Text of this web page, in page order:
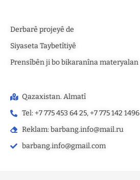
Derbarê projeyê de
Siyaseta Taybetîtiyê
Prensîbên ji bo bikaranîna materyalan
Qazaxistan. Almatî
Tel: +7 775 453 64 25, +7 775 142 1496‬
Reklam: barbang.info@mail.ru
barbang.info@gmail.com